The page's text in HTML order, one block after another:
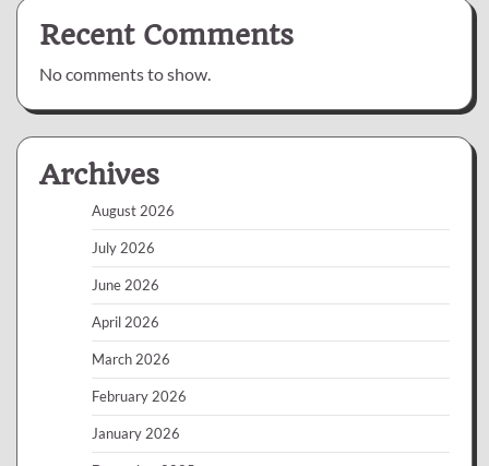
Recent Comments
No comments to show.
Archives
August 2026
July 2026
June 2026
April 2026
March 2026
February 2026
January 2026